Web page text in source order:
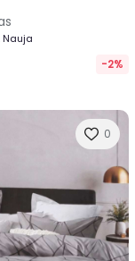
Nauja
-2%
0